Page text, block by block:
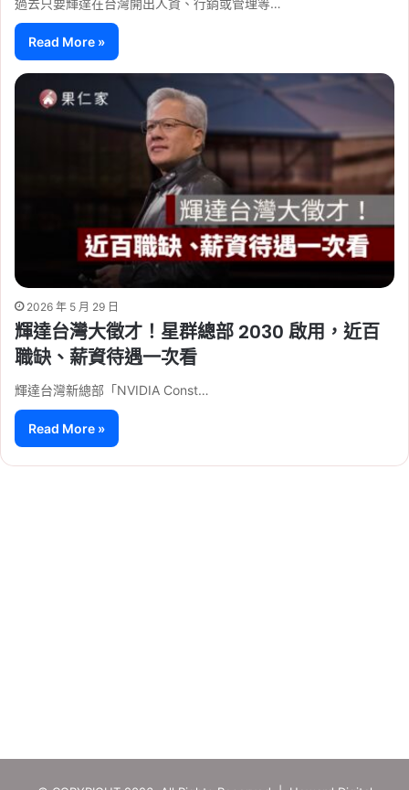
過去只要輝達在台灣開出人資、行銷或管理等…
Read More »
2026 年 5 月 29 日
輝達台灣大徵才！星群總部 2030 啟用，近百
職缺、薪資待遇一次看
輝達台灣新總部「NVIDIA Const…
Read More »